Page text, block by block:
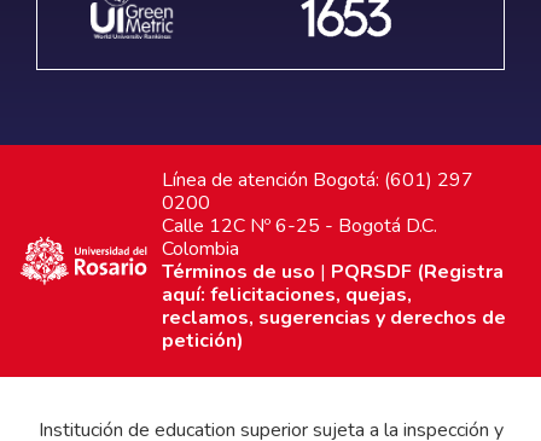
Línea de atención Bogotá: (601) 297
0200
Calle 12C Nº 6-25 - Bogotá D.C.
Colombia
Términos de uso | PQRSDF (Registra
aquí: felicitaciones, quejas,
reclamos, sugerencias y derechos de
petición)
Institución de education superior sujeta a la inspección y